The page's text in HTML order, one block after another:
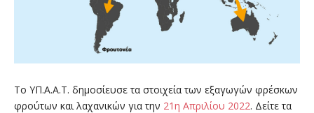
Το ΥΠ.Α.Α.Τ. δημοσίευσε τα στοιχεία των εξαγωγών φρέσκων
φρούτων και λαχανικών για την 21η Απριλίου 2022. Δείτε τα